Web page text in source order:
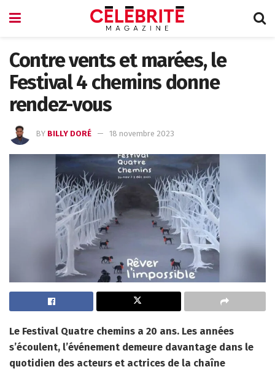
Contre vents et marées, le
Festival 4 chemins donne
rendez-vous
BY BILLY DORÉ 18 novembre 2023
Le Festival Quatre chemins a 20 ans. Les années
s’écoulent, l’événement demeure davantage dans le
quotidien des acteurs et actrices de la chaîne